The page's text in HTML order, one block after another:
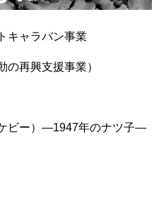
キャラバン事業
の再興支援事業）
ビー）—1947年のナツ子—